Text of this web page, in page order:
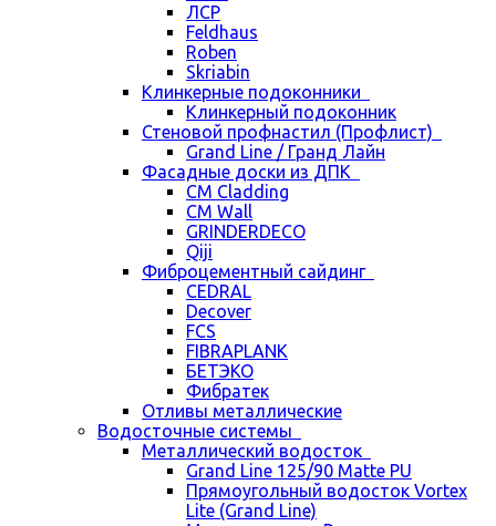
ЛСР
Feldhaus
Roben
Skriabin
Клинкерные подоконники
Клинкерный подоконник
Стеновой профнастил (Профлист)
Grand Line / Гранд Лайн
Фасадные доски из ДПК
CM Cladding
CM Wall
GRINDERDECO
Qiji
Фиброцементный сайдинг
CEDRAL
Decover
FCS
FIBRAPLANK
БЕТЭКО
Фибратек
Отливы металлические
Водосточные системы
Металлический водосток
Grand Line 125/90 Matte PU
Прямоугольный водосток Vortex
Lite (Grand Line)